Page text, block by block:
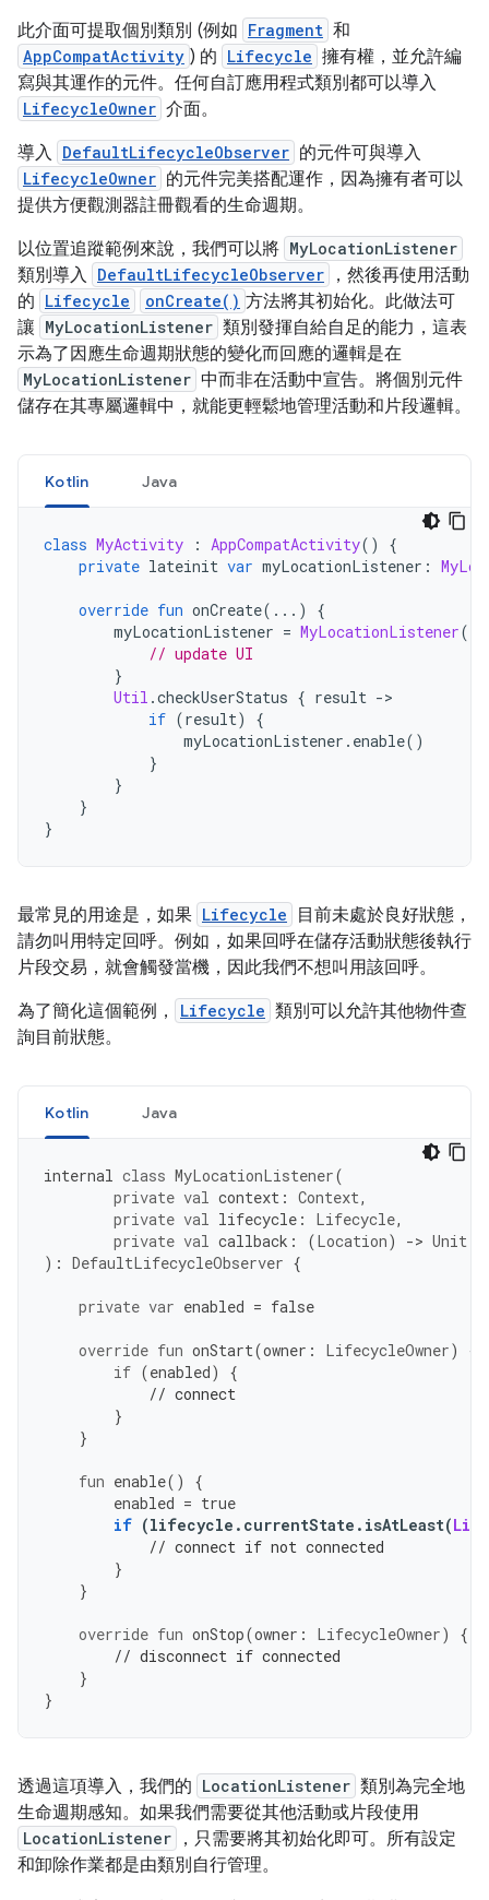
此介面可提取個別類別 (例如 Fragment 和
AppCompatActivity ) 的 Lifecycle 擁有權，並允許編
寫與其運作的元件。任何自訂應用程式類別都可以導入
LifecycleOwner 介面。
導入 DefaultLifecycleObserver 的元件可與導入
LifecycleOwner 的元件完美搭配運作，因為擁有者可以
提供方便觀測器註冊觀看的生命週期。
以位置追蹤範例來說，我們可以將 MyLocationListener
類別導入 DefaultLifecycleObserver
，然後再使用活動
的 Lifecycle onCreate() 方法將其初始化。此做法可
讓 MyLocationListener 類別發揮自給自足的能力，這表
示為了因應生命週期狀態的變化而回應的邏輯是在
MyLocationListener 中而非在活動中宣告。將個別元件
儲存在其專屬邏輯中，就能更輕鬆地管理活動和片段邏輯。
Kotlin Java
class MyActivity : AppCompatActivity()
{
private lateinit var myLocationListener :
override fun onCreate(...)
{
myLocationListener = MyLocationListener(
// update UI
}
Util .checkUserStatus { result ->
if (result)
{
myLocationListener . enable()
}
}
}
}
最常見的用途是，如果 Lifecycle
目前未處於良好狀態，
請勿叫用特定回呼。例如，如果回呼在儲存活動狀態後執行
片段交易，就會觸發當機，因此我們不想叫用該回呼。
為了簡化這個範例，
Lifecycle 類別可以允許其他物件查
詢目前狀態。
Kotlin Java
internal class MyLocationListener(
private val context : Context,
private val lifecycle : Lifecycle,
private val callback : (Location) -> Unit
): DefaultLifecycleObserver {
private var enabled = false
override fun onStart(owner : LifecycleOwner)
{
if (enabled)
{
// connect
}
}
fun enable()
{
enabled = true
if (lifecycle . currentState . isAtLeast(
// connect if not connected
}
}
override fun onStop(owner : LifecycleOwner)
{
// disconnect if connected
}
}
透過這項導入，我們的 LocationListener 類別為完全地
生命週期感知。如果我們需要從其他活動或片段使用
LocationListener
，只需要將其初始化即可。所有設定
和卸除作業都是由類別自行管理。